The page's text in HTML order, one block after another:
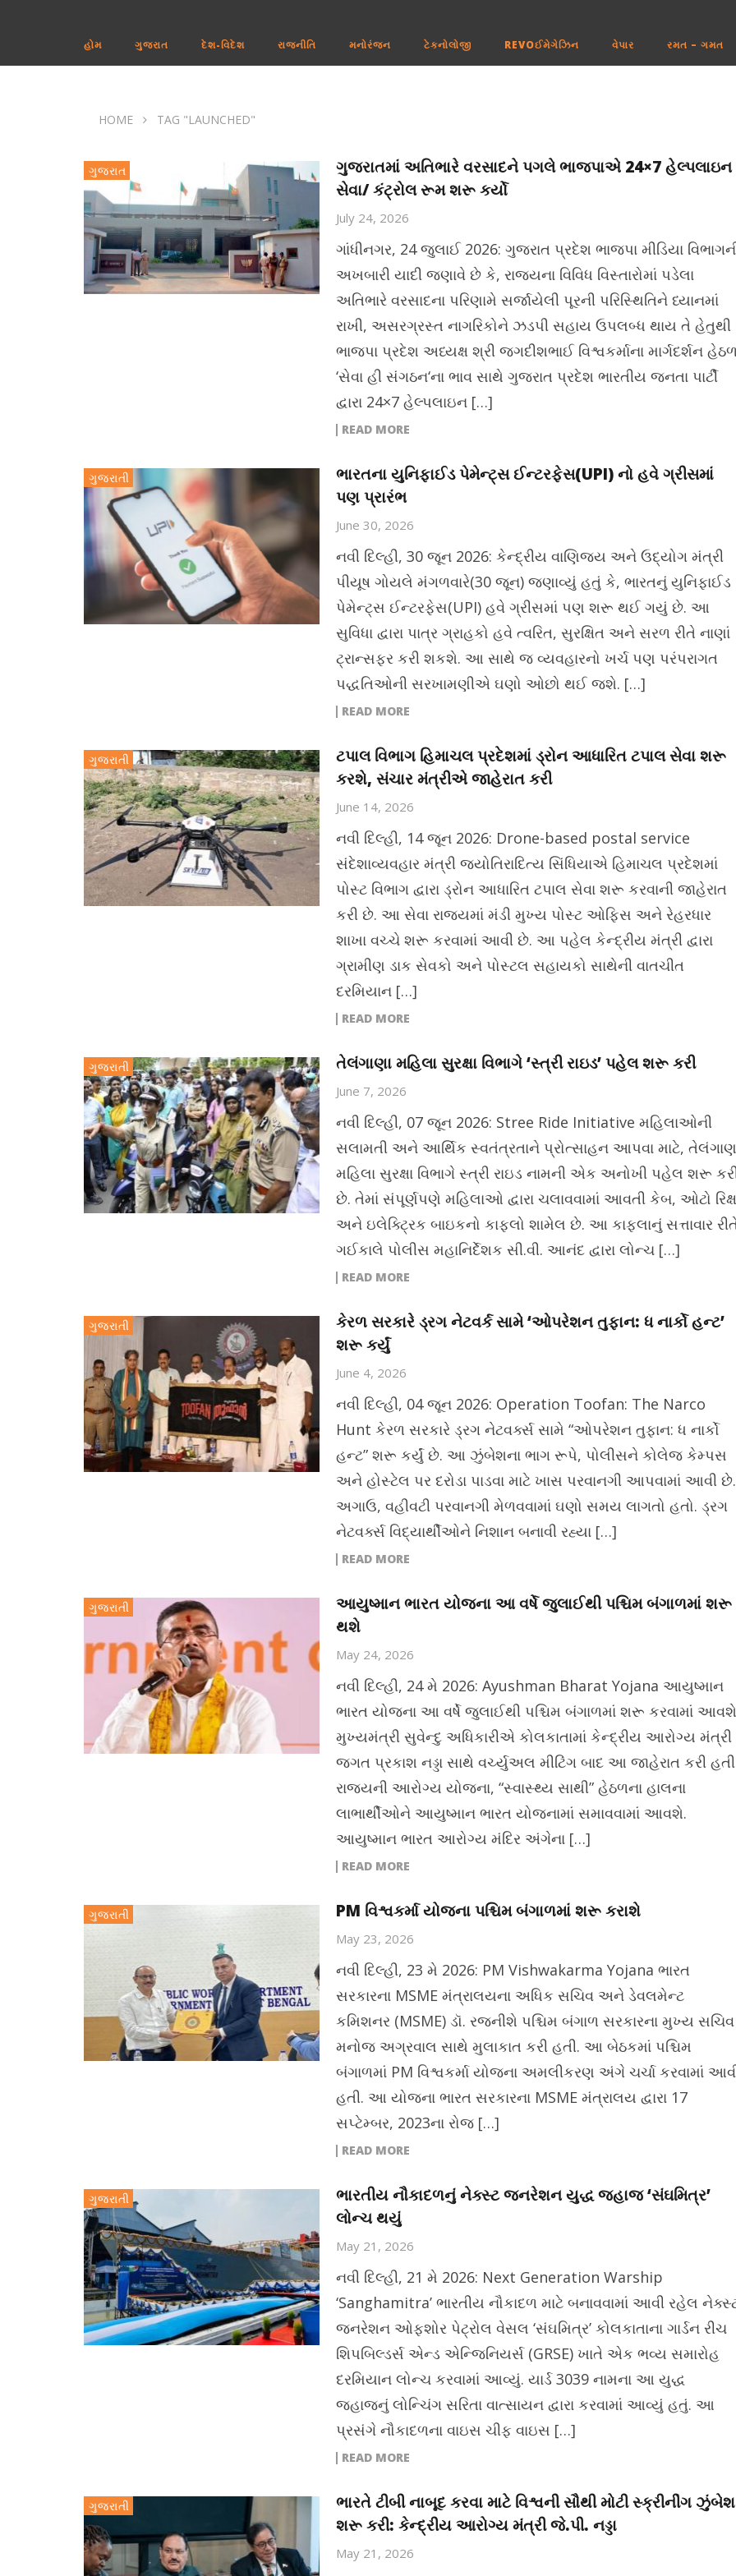
હોમ ગુજરાત દેશ-વિદેશ રાજનીતિ મનોરંજન ટેકનોલોજી REVOઈમેગેઝિન વેપાર રમત – ગમત
HOME TAG "LAUNCHED"
ગુજરાત
ગુજરાતમાં અતિભારે વરસાદને પગલે ભાજપાએ 24×7 હેલ્પલાઇન
સેવા/ કંટ્રોલ રૂમ શરૂ કર્યો
July 24, 2026
ગાંધીનગર, 24 જુલાઈ 2026: ગુજરાત પ્રદેશ ભાજપા મીડિયા
અખબારી યાદી જણાવે છે કે, રાજ્યના વિવિધ વિસ્તારોમાં પડેલા
અતિભારે વરસાદના પરિણામે સર્જાયેલી પૂરની પરિસ્થિતિને ધ્યાનમાં
રાખી, અસરગ્રસ્ત નાગરિકોને ઝડપી સહાય ઉપલબ્ધ થાય તે હેતુથી
ભાજપા પ્રદેશ અધ્યક્ષ શ્રી જગદીશભાઈ વિશ્વકર્માના માર્ગદર્શન
‘સેવા હી સંગઠન‘ના ભાવ સાથે ગુજરાત પ્રદેશ ભારતીય જનતા પાર્ટી
દ્વારા 24×7 હેલ્પલાઇન […]
READ MORE
ગુજરાતી
ભારતના યુનિફાઈડ પેમેન્ટ્સ ઈન્ટરફેસ(UPI) નો હવે ગ્રીસમાં
પણ પ્રારંભ
June 30, 2026
નવી દિલ્હી, 30 જૂન 2026: કેન્દ્રીય વાણિજ્ય અને ઉદ્યોગ મંત્રી
પીયૂષ ગોયલે મંગળવારે(30 જૂન) જણાવ્યું હતું કે, ભારતનું યુનિફાઈડ
પેમેન્ટ્સ ઈન્ટરફેસ(UPI) હવે ગ્રીસમાં પણ શરૂ થઈ ગયું છે. આ
સુવિધા દ્વારા પાત્ર ગ્રાહકો હવે ત્વરિત, સુરક્ષિત અને સરળ રીતે નાણાં
ટ્રાન્સફર કરી શકશે. આ સાથે જ વ્યવહારનો ખર્ચ પણ પરંપરાગત
પદ્ધતિઓની સરખામણીએ ઘણો ઓછો થઈ જશે. […]
READ MORE
ગુજરાતી
ટપાલ વિભાગ હિમાચલ પ્રદેશમાં ડ્રોન આધારિત ટપાલ સેવા શરૂ
કરશે, સંચાર મંત્રીએ જાહેરાત કરી
June 14, 2026
નવી દિલ્હી, 14 જૂન 2026: Drone-based postal service
સંદેશાવ્યવહાર મંત્રી જ્યોતિરાદિત્ય સિંધિયાએ હિમાચલ પ્રદેશમાં
પોસ્ટ વિભાગ દ્વારા ડ્રોન આધારિત ટપાલ સેવા શરૂ કરવાની જાહેરાત
કરી છે. આ સેવા રાજ્યમાં મંડી મુખ્ય પોસ્ટ ઓફિસ અને રેહરધાર
શાખા વચ્ચે શરૂ કરવામાં આવી છે. આ પહેલ કેન્દ્રીય મંત્રી દ્વારા
ગ્રામીણ ડાક સેવકો અને પોસ્ટલ સહાયકો સાથેની વાતચીત
દરમિયાન […]
READ MORE
ગુજરાતી તેલંગાણા મહિલા સુરક્ષા વિભાગે ‘સ્ત્રી રાઇડ’ પહેલ શરૂ કરી
June 7, 2026
નવી દિલ્હી, 07 જૂન 2026: Stree Ride Initiative મહિલાઓની
સલામતી અને આર્થિક સ્વતંત્રતાને પ્રોત્સાહન આપવા માટે,
મહિલા સુરક્ષા વિભાગે સ્ત્રી રાઇડ નામની એક અનોખી પહેલ શરૂ
છે. તેમાં સંપૂર્ણપણે મહિલાઓ દ્વારા ચલાવવામાં આવતી કેબ, ઓટો
અને ઇલેક્ટ્રિક બાઇકનો કાફલો શામેલ છે. આ કાફલાનું સત્તાવાર
ગઈકાલે પોલીસ મહાનિર્દેશક સી.વી. આનંદ દ્વારા લોન્ચ […]
READ MORE
ગુજરાતી
કેરળ સરકારે ડ્રગ નેટવર્ક સામે ‘ઓપરેશન તુફાન: ધ નાર્કો હન્ટ’
શરૂ કર્યું
June 4, 2026
નવી દિલ્હી, 04 જૂન 2026: Operation Toofan: The Narco
Hunt કેરળ સરકારે ડ્રગ નેટવર્ક્સ સામે “ઓપરેશન તુફાન: ધ નાર્કો
હન્ટ” શરૂ કર્યું છે. આ ઝુંબેશના ભાગ રૂપે, પોલીસને કોલેજ કેમ્પસ
અને હોસ્ટેલ પર દરોડા પાડવા માટે ખાસ પરવાનગી આપવામાં આવી છે.
અગાઉ, વહીવટી પરવાનગી મેળવવામાં ઘણો સમય લાગતો હતો. ડ્રગ
નેટવર્ક્સ વિદ્યાર્થીઓને નિશાન બનાવી રહ્યા […]
READ MORE
ગુજરાતી
આયુષ્માન ભારત યોજના આ વર્ષે જુલાઈથી પશ્ચિમ બંગાળમાં શરૂ
થશે
May 24, 2026
નવી દિલ્હી, 24 મે 2026: Ayushman Bharat Yojana આયુષ્માન
ભારત યોજના આ વર્ષે જુલાઈથી પશ્ચિમ બંગાળમાં શરૂ કરવામાં
મુખ્યમંત્રી સુવેન્દુ અધિકારીએ કોલકાતામાં કેન્દ્રીય આરોગ્ય મંત્રી
જગત પ્રકાશ નડ્ડા સાથે વર્ચ્યુઅલ મીટિંગ બાદ આ જાહેરાત કરી
રાજ્યની આરોગ્ય યોજના, “સ્વાસ્થ્ય સાથી” હેઠળના હાલના
લાભાર્થીઓને આયુષ્માન ભારત યોજનામાં સમાવવામાં આવશે.
આયુષ્માન ભારત આરોગ્ય મંદિર અંગેના […]
READ MORE
ગુજરાતી PM વિશ્વકર્મા યોજના પશ્ચિમ બંગાળમાં શરૂ કરાશે
May 23, 2026
નવી દિલ્હી, 23 મે 2026: PM Vishwakarma Yojana ભારત
સરકારના MSME મંત્રાલયના અધિક સચિવ અને ડેવલમેન્ટ
કમિશનર (MSME) ડૉ. રજનીશે પશ્ચિમ બંગાળ સરકારના મુખ્ય સચિવ
મનોજ અગ્રવાલ સાથે મુલાકાત કરી હતી. આ બેઠકમાં પશ્ચિમ
બંગાળમાં PM વિશ્વકર્મા યોજના અમલીકરણ અંગે ચર્ચા કરવામાં
હતી. આ યોજના ભારત સરકારના MSME મંત્રાલય દ્વારા 17
સપ્ટેમ્બર, 2023ના રોજ […]
READ MORE
ગુજરાતી
ભારતીય નૌકાદળનું નેક્સ્ટ જનરેશન યુદ્ધ જહાજ ‘સંઘમિત્ર’
લોન્ચ થયું
May 21, 2026
નવી દિલ્હી, 21 મે 2026: Next Generation Warship
‘Sanghamitra’ ભારતીય નૌકાદળ માટે બનાવવામાં આવી રહેલ
જનરેશન ઓફશોર પેટ્રોલ વેસલ ‘સંઘમિત્ર’ કોલકાતાના ગાર્ડન રીચ
શિપબિલ્ડર્સ એન્ડ એન્જિનિયર્સ (GRSE) ખાતે એક ભવ્ય સમારોહ
દરમિયાન લોન્ચ કરવામાં આવ્યું. યાર્ડ 3039 નામના આ યુદ્ધ
જહાજનું લોન્ચિંગ સરિતા વાત્સાયન દ્વારા કરવામાં આવ્યું હતું. આ
પ્રસંગે નૌકાદળના વાઇસ ચીફ વાઇસ […]
READ MORE
ગુજરાતી
ભારતે ટીબી નાબૂદ કરવા માટે વિશ્વની સૌથી મોટી સ્ક્રીનીંગ ઝુંબેશ
શરૂ કરી: કેન્દ્રીય આરોગ્ય મંત્રી જે.પી. નડ્ડા
May 21, 2026